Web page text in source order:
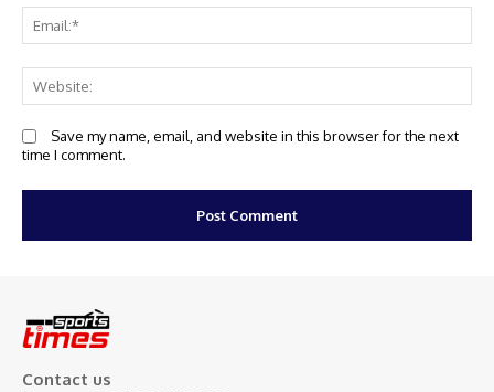
Save my name, email, and website in this browser for the next
time I comment.
Contact us